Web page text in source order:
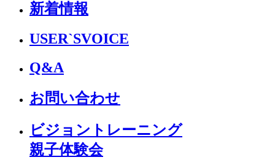
新着情報
USER`SVOICE
Q&A
お問い合わせ
ビジョントレーニング
親子体験会